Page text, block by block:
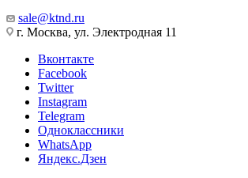
sale@ktnd.ru
г. Москва, ул. Электродная 11
Вконтакте
Facebook
Twitter
Instagram
Telegram
Одноклассники
WhatsApp
Яндекс.Дзен